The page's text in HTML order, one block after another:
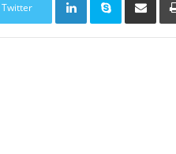
Twitter